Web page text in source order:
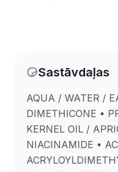
Sastāvdaļas
AQUA / WATER /
DIMETHICONE •
KERNEL OIL /
NIACINAMIDE •